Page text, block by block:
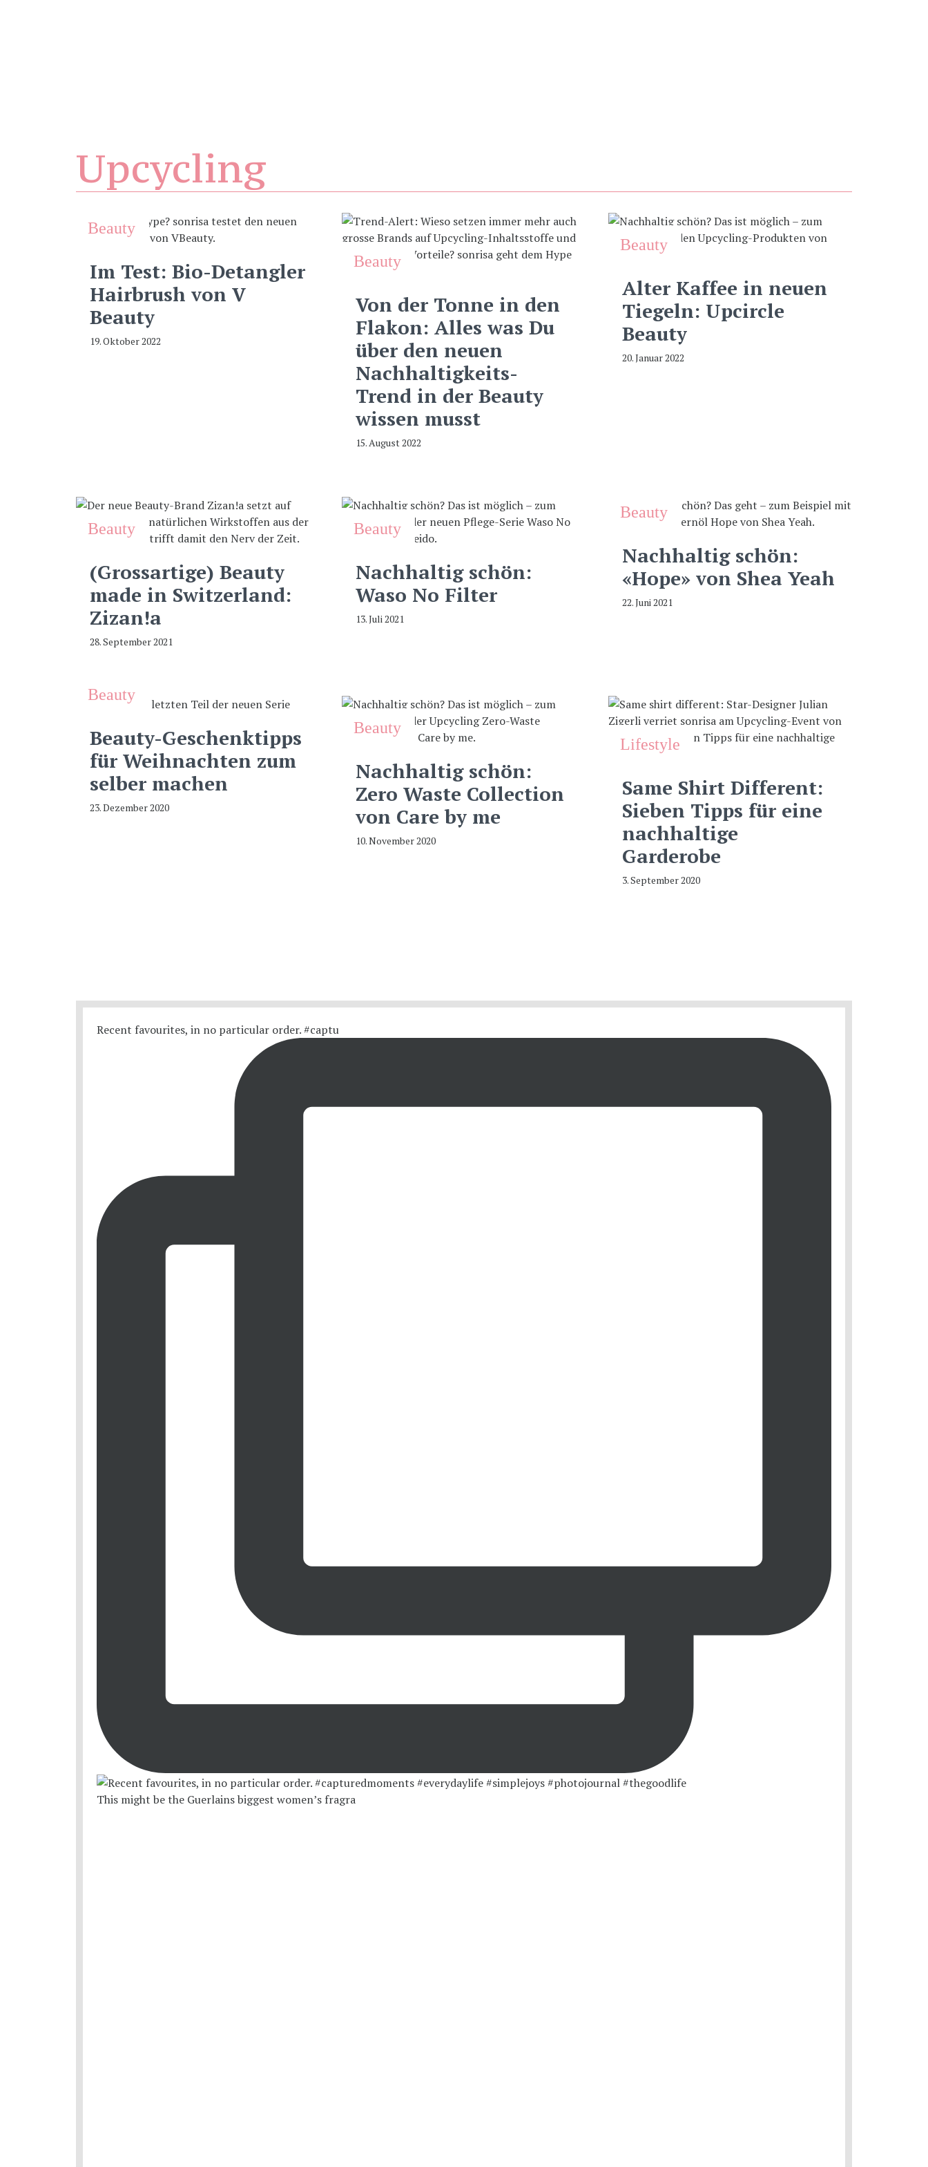
Upcycling
Beauty
Im Test: Bio-Detangler
Hairbrush von V
Beauty
19. Oktober 2022
Beauty
Von der Tonne in den
Flakon: Alles was Du
über den neuen
Nachhaltigkeits-
Trend in der Beauty
wissen musst
15. August 2022
Beauty
Alter Kaffee in neuen
Tiegeln: Upcircle
Beauty
20. Januar 2022
Beauty
(Grossartige) Beauty
made in Switzerland:
Zizan!a
28. September 2021
Beauty
Nachhaltig schön:
Waso No Filter
13. Juli 2021
Beauty
Nachhaltig schön:
«Hope» von Shea Yeah
22. Juni 2021
Beauty
Beauty-Geschenktipps
für Weihnachten zum
selber machen
23. Dezember 2020
Beauty
Nachhaltig schön:
Zero Waste Collection
von Care by me
10. November 2020
Lifestyle
Same Shirt Different:
Sieben Tipps für eine
nachhaltige
Garderobe
3. September 2020
Recent favourites, in no particular order. #captu
This might be the Guerlains biggest women’s fragra